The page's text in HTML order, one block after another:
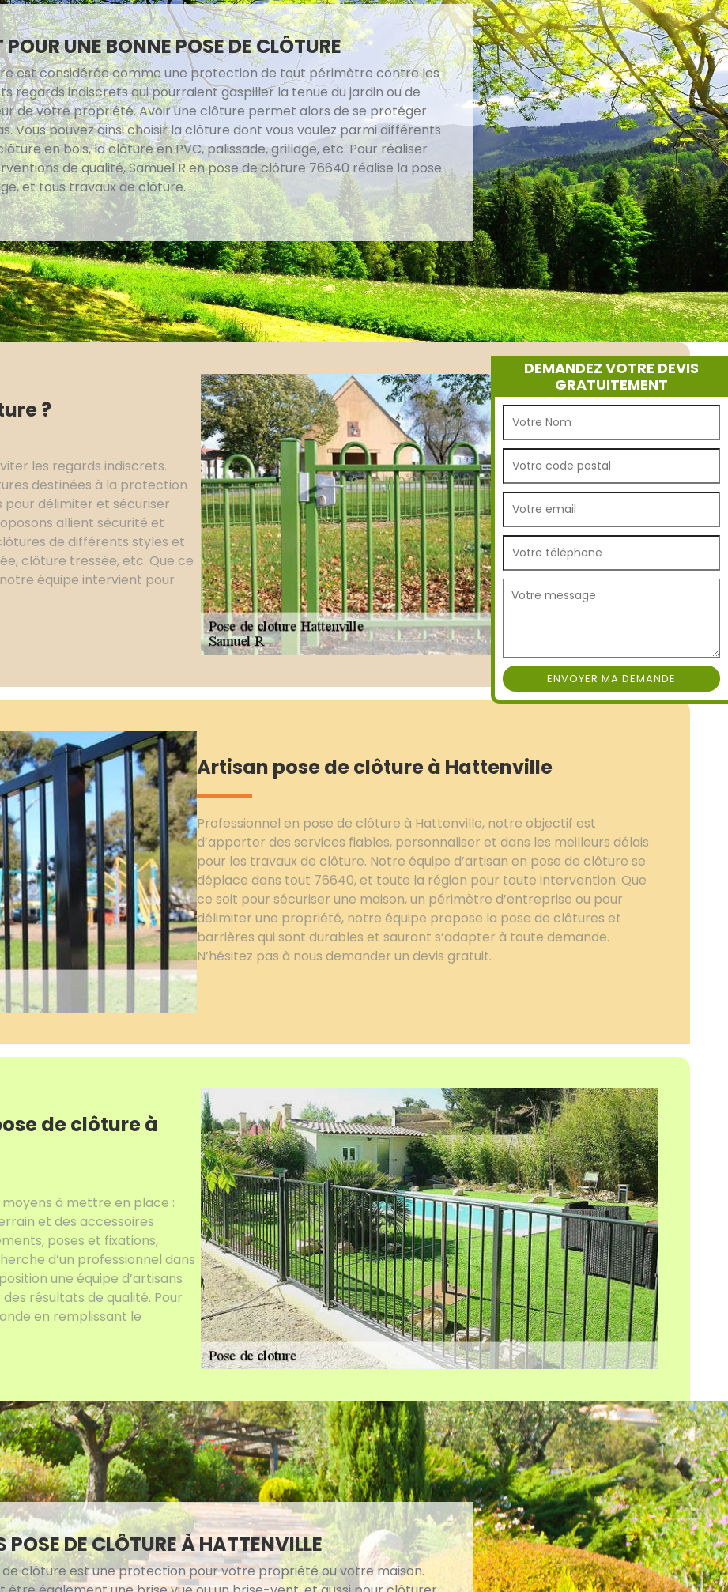
DEMANDEZ VOTRE DEVIS
GRATUITEMENT
UNE BONNE POSE DE CLÔTURE
est considérée comme une protection de tout périmètre contre les
regards indiscrets qui pourraient gaspiller la tenue du jardin ou de
de votre propriété. Avoir une clôture permet alors de se protéger
Vous pouvez ainsi choisir la clôture dont vous voulez parmi différents
en bois, la clôture en PVC, palissade, grillage, etc. Pour réaliser
de qualité, Samuel R en pose de clôture 76640 réalise la pose
et tous travaux de clôture.
?
les regards indiscrets.
destinées à la protection
pour délimiter et sécuriser
allient sécurité et
de différents styles et
clôture tressée, etc. Que ce
équipe intervient pour
Artisan pose de clôture à Hattenville
Professionnel en pose de clôture à Hattenville, notre objectif est
d’apporter des services fiables, personnaliser et dans les meilleurs délais
pour les travaux de clôture. Notre équipe d’artisan en pose de clôture se
déplace dans tout 76640, et toute la région pour toute intervention. Que
ce soit pour sécuriser une maison, un périmètre d’entreprise ou pour
délimiter une propriété, notre équipe propose la pose de clôtures et
barrières qui sont durables et sauront s’adapter à toute demande.
N’hésitez pas à nous demander un devis gratuit.
de clôture à
moyens à mettre en place :
et des accessoires
poses et fixations,
d’un professionnel dans
une équipe d’artisans
résultats de qualité. Pour
en remplissant le
POSE DE CLÔTURE À HATTENVILLE
de clôture est une protection pour votre propriété ou votre maison.